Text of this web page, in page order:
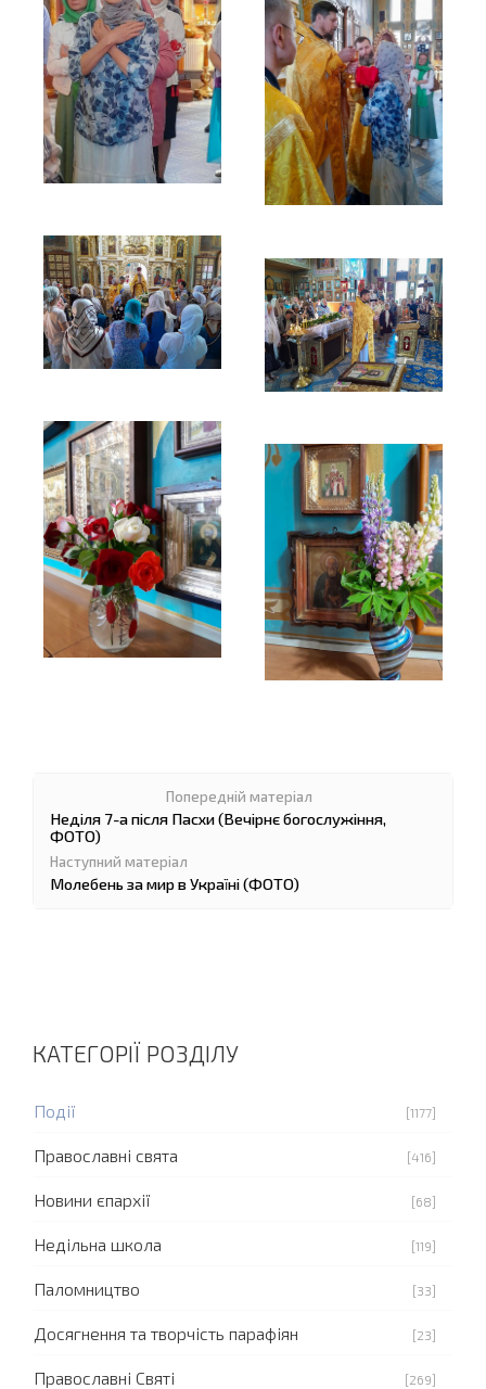
Неділя 7-а після Пасхи (Вечірнє богослужіння,
ФОТО)
Молебень за мир в Україні (ФОТО)
КАТЕГОРІЇ РОЗДІЛУ
Події [1177]
Православні свята [416]
Новини єпархії [68]
Недільна школа [119]
Паломництво [33]
Досягнення та творчість парафіян [23]
Православні Святі [269]